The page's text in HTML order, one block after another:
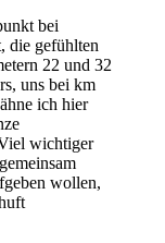
bei
die gefühlten
22 und 32
uns bei km
ich hier
wichtiger
wollen,